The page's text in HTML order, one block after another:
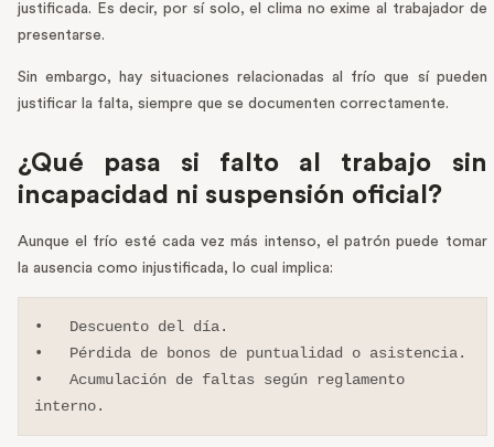
justificada. Es decir, por sí solo, el clima no exime al trabajador de
presentarse.
Sin embargo, hay situaciones relacionadas al frío que sí pueden
justificar la falta, siempre que se documenten correctamente.
¿Qué pasa si falto al trabajo sin
incapacidad ni suspensión oficial?
Aunque el frío esté cada vez más intenso, el patrón puede tomar
la ausencia como injustificada, lo cual implica:
•   Descuento del día.
•   Pérdida de bonos de puntualidad o asistencia.
•   Acumulación de faltas según reglamento
interno.